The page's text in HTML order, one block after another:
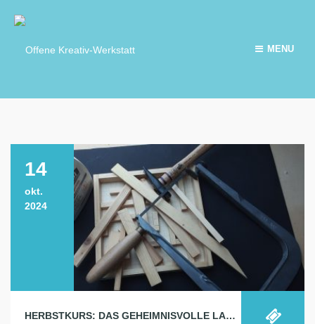
MENU
14
okt.
2024
HERBSTKURS: DAS GEHEIMNISVOLLE LABYRINTH